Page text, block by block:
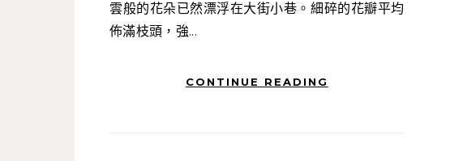
雲般的花朵已然漂浮在大街小巷。細碎的花瓣平均
佈滿枝頭，強...
CONTINUE READING